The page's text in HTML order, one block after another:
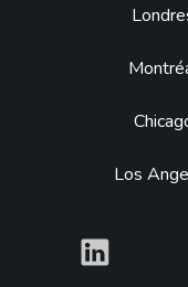
Los
What